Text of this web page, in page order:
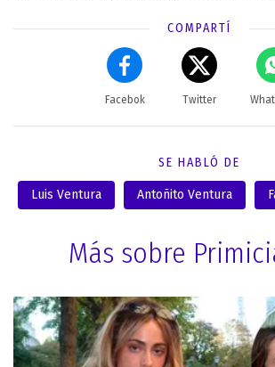
COMPARTÍ
Facebok Twitter
SE HABLÓ DE
Luis Ventura Antoñito Ventura
Más sobre